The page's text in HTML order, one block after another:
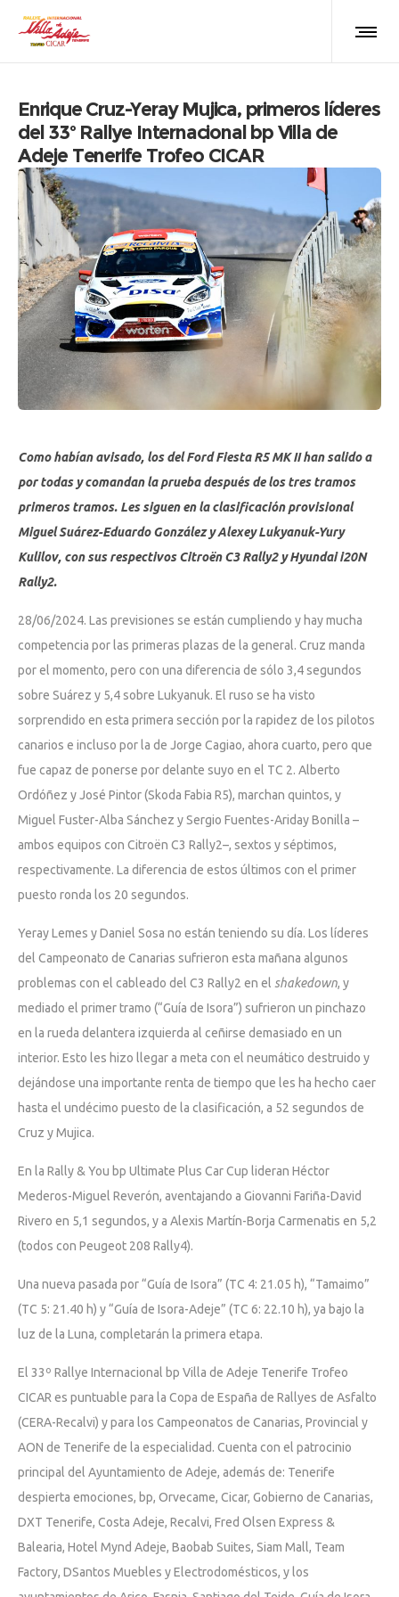
Enrique Cruz-Yeray Mujica, primeros líderes
del 33º Rallye Internacional bp Villa de
Adeje Tenerife Trofeo CICAR
Como habían avisado, los del Ford Fiesta R5 MK II han salido a
por todas y comandan la prueba después de los tres tramos
primeros tramos. Les siguen en la clasificación provisional
Miguel Suárez-Eduardo González y Alexey Lukyanuk-Yury
Kulilov, con sus respectivos Citroën C3 Rally2 y Hyundai i20N
Rally2.
28/06/2024. Las previsiones se están cumpliendo y hay mucha
competencia por las primeras plazas de la general. Cruz manda
por el momento, pero con una diferencia de sólo 3,4 segundos
sobre Suárez y 5,4 sobre Lukyanuk. El ruso se ha visto
sorprendido en esta primera sección por la rapidez de los pilotos
canarios e incluso por la de Jorge Cagiao, ahora cuarto, pero que
fue capaz de ponerse por delante suyo en el TC 2. Alberto
Ordóñez y José Pintor (Skoda Fabia R5), marchan quintos, y
Miguel Fuster-Alba Sánchez y Sergio Fuentes-Ariday Bonilla –
ambos equipos con Citroën C3 Rally2–, sextos y séptimos,
respectivamente. La diferencia de estos últimos con el primer
puesto ronda los 20 segundos.
Yeray Lemes y Daniel Sosa no están teniendo su día. Los líderes
del Campeonato de Canarias sufrieron esta mañana algunos
problemas con el cableado del C3 Rally2 en el shakedown, y
mediado el primer tramo (“Guía de Isora”) sufrieron un pinchazo
en la rueda delantera izquierda al ceñirse demasiado en un
interior. Esto les hizo llegar a meta con el neumático destruido y
dejándose una importante renta de tiempo que les ha hecho caer
hasta el undécimo puesto de la clasificación, a 52 segundos de
Cruz y Mujica.
En la Rally & You bp Ultimate Plus Car Cup lideran Héctor
Mederos-Miguel Reverón, aventajando a Giovanni Fariña-David
Rivero en 5,1 segundos, y a Alexis Martín-Borja Carmenatis en 5,2
(todos con Peugeot 208 Rally4).
Una nueva pasada por “Guía de Isora” (TC 4: 21.05 h), “Tamaimo”
(TC 5: 21.40 h) y “Guía de Isora-Adeje” (TC 6: 22.10 h), ya bajo la
luz de la Luna, completarán la primera etapa.
El 33º Rallye Internacional bp Villa de Adeje Tenerife Trofeo
CICAR es puntuable para la Copa de España de Rallyes de Asfalto
(CERA-Recalvi) y para los Campeonatos de Canarias, Provincial y
AON de Tenerife de la especialidad. Cuenta con el patrocinio
principal del Ayuntamiento de Adeje, además de: Tenerife
despierta emociones, bp, Orvecame, Cicar, Gobierno de Canarias,
DXT Tenerife, Costa Adeje, Recalvi, Fred Olsen Express &
Balearia, Hotel Mynd Adeje, Baobab Suites, Siam Mall, Team
Factory, DSantos Muebles y Electrodomésticos, y los